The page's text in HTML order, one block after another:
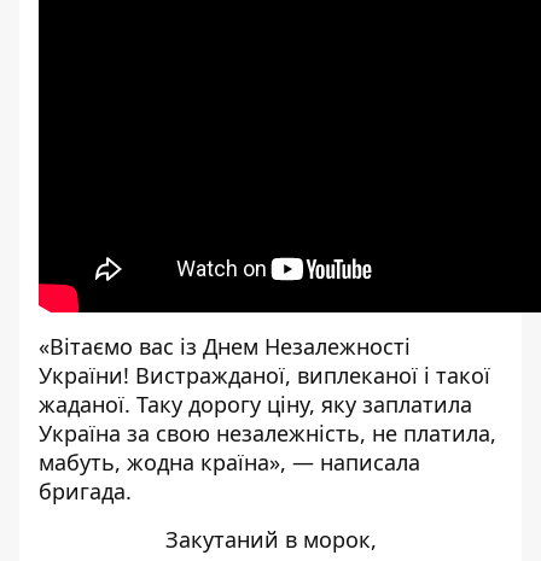
«Вітаємо вас із Днем Незалежності
України! Вистражданої, виплеканої і такої
жаданої. Таку дорогу ціну, яку заплатила
Україна за свою незалежність, не платила,
мабуть, жодна країна», — написала
бригада.
Закутаний в морок,